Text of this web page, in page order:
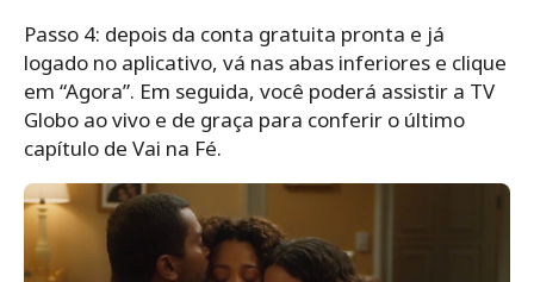
Passo 4: depois da conta gratuita pronta e já
logado no aplicativo, vá nas abas inferiores e clique
em “Agora”. Em seguida, você poderá assistir a TV
Globo ao vivo e de graça para conferir o último
capítulo de Vai na Fé.